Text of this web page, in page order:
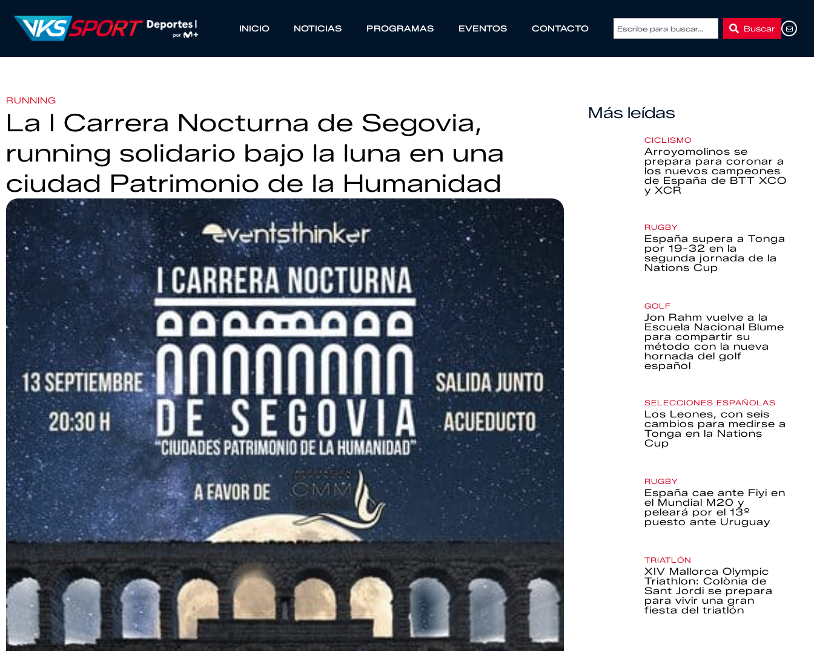
INICIO NOTICIAS PROGRAMAS EVENTOS CONTACTO Buscar
RUNNING
La I Carrera Nocturna de Segovia,
running solidario bajo la luna en una
ciudad Patrimonio de la Humanidad
Más leídas
CICLISMO
Arroyomolinos se
prepara para coronar a
los nuevos campeones
de España de BTT XCO
y XCR
RUGBY
España supera a Tonga
por 19-32 en la
segunda jornada de la
Nations Cup
GOLF
Jon Rahm vuelve a la
Escuela Nacional Blume
para compartir su
método con la nueva
hornada del golf
español
SELECCIONES ESPAÑOLAS
Los Leones, con seis
cambios para medirse a
Tonga en la Nations
Cup
RUGBY
España cae ante Fiyi en
el Mundial M20 y
peleará por el 13º
puesto ante Uruguay
TRIATLÓN
XIV Mallorca Olympic
Triathlon: Colònia de
Sant Jordi se prepara
para vivir una gran
fiesta del triatlón